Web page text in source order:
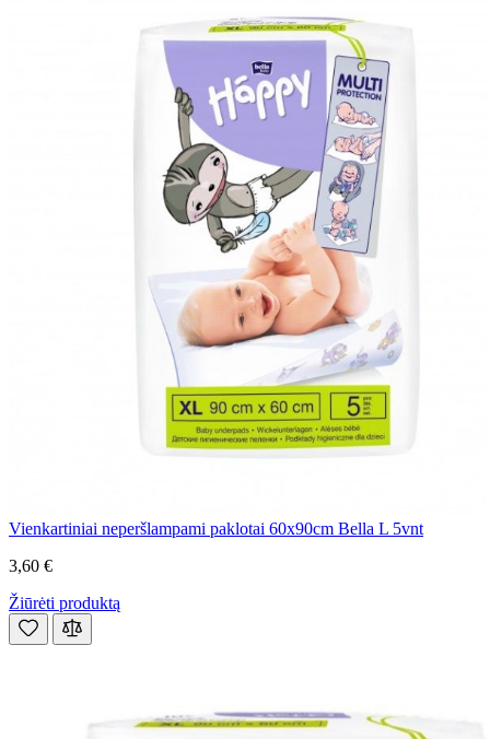
Vienkartiniai neperšlampami paklotai 60x90cm Bella L 5vnt
3,60 €
Žiūrėti produktą